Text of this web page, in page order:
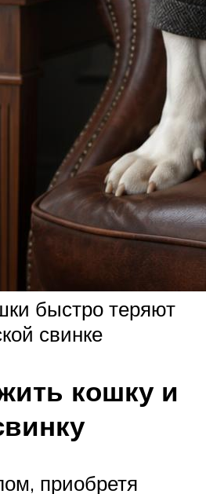
быстро теряют
свинке
кошку и
приобретя